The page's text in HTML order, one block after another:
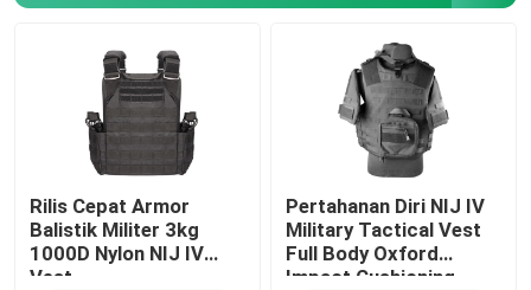
Rilis Cepat Armor
Balistik Militer 3kg
1000D Nylon NIJ IV
Vest
Pertahanan Diri NIJ IV
Military Tactical Vest
Full Body Oxford
Impact Cushioning